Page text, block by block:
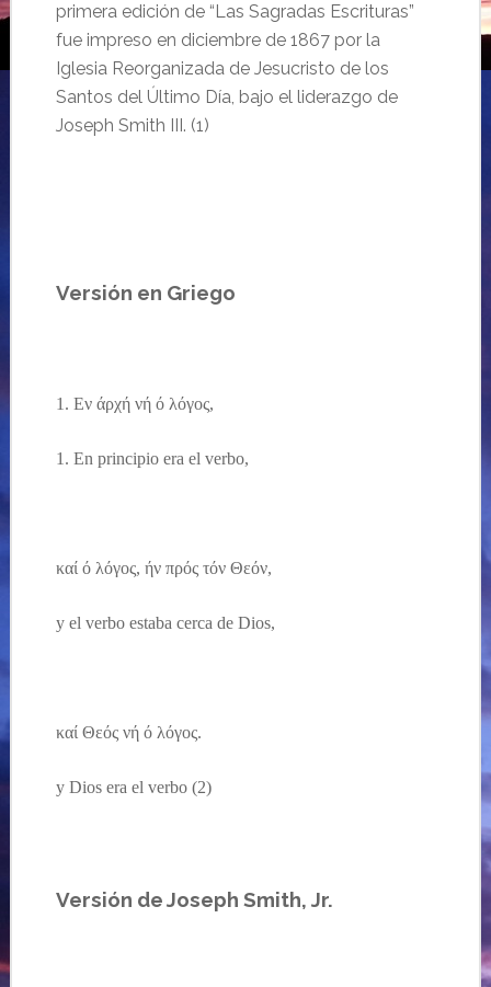
primera edición de “Las Sagradas Escrituras”
fue impreso en diciembre de 1867 por la
Iglesia Reorganizada de Jesucristo de los
Santos del Último Día, bajo el liderazgo de
Joseph Smith III. (1)
Versión en Griego
1. Εν άρχή νή ό λόγος,
1. En principio era el verbo,
καί ό λόγος, ήν πρός τόν Θεόν,
y el verbo estaba cerca de Dios,
καί Θεός νή ό λόγος.
y Dios era el verbo (2)
Versión de Joseph Smith, Jr.